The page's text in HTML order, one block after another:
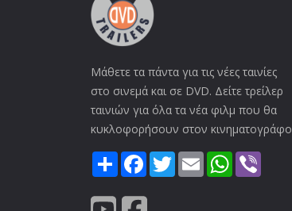
Μάθετε τα πάντα για τις νέες ταινίες
στο σινεμά και σε DVD. Δείτε τρείλερ
ταινιών για όλα τα νέα φιλμ που θα
κυκλοφορήσουν στον κινηματογράφο
ShareFacebook
TwitterEmail WhatsApp